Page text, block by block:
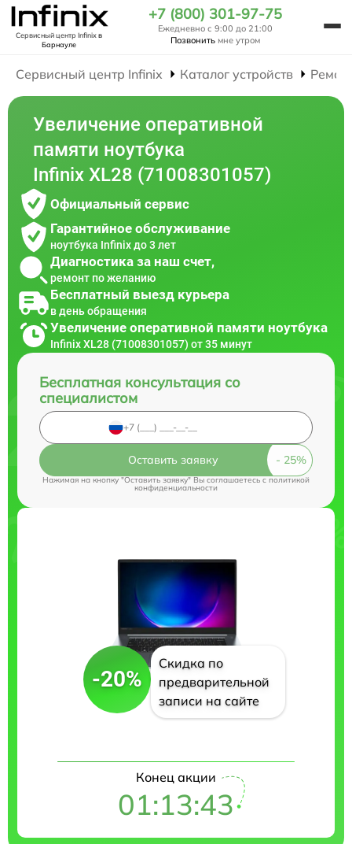
Сервисный центр Infinixв
Барнауле
+7 (800) 301-97-75
Ежедневно с 9:00 до 21:00
Позвонить мне утром
Сервисный центр Infinix Каталог устройств
Увеличение оперативной
памяти ноутбука
Infinix XL28 (71008301057)
Официальный сервис
Гарантийное обслуживание
ноутбука Infinix до 3 лет
Диагностика за наш счет,
ремонт по желанию
Бесплатный выезд курьера
в день обращения
Увеличение оперативной памяти ноутбука
Infinix XL28 (71008301057) от 35 минут
Бесплатная консультация со
специалистом
Оставить заявку
Нажимая на кнопку "Оставить заявку" Вы соглашаетесь cполитикой
конфиденциальности
-20%
Скидка по
предварительной
записи на сайте
Конец акции
01:13:42